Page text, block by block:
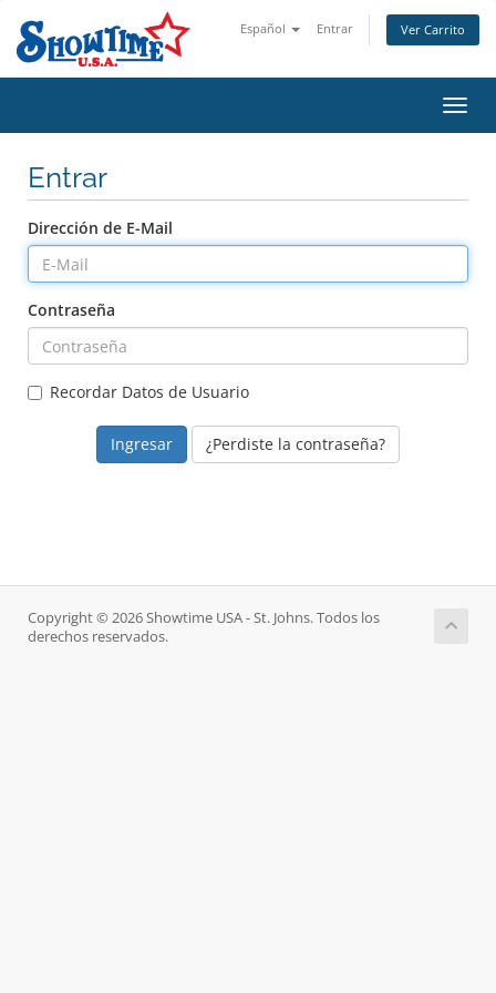
Español Entrar Ver Carrito
Entrar
Dirección de E-Mail
Contraseña
Recordar Datos de Usuario
¿Perdiste la contraseña?
Copyright © 2026 Showtime USA - St. Johns. Todos los
derechos reservados.